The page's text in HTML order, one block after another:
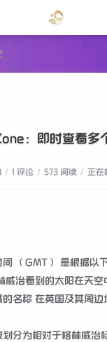
：即时查看多
/ 1 评论 / 573 阅读 / 正在
（GMT） 是根据以
威治看到的太阳在天
名称 在英国及其周
分为相对于格林威治